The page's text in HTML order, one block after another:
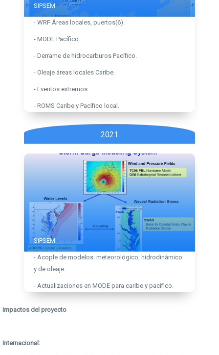
SIPSEM
- WRF Áreas locales, puertos(6).
- MODE Pacífico.
- Derrame de hidrocarburos Pacífico.
- Oleaje áreas locales Caribe.
- Eventos extremos.
- ROMS Caribe y Pacífico local.
2021
SIPSEM
- Acople de modelos: meteorológico, hidrodinámico
y de oleaje.
- Actualizaciones en MODE para caribe y pacífico.
Impactos del proyecto
Internacional: